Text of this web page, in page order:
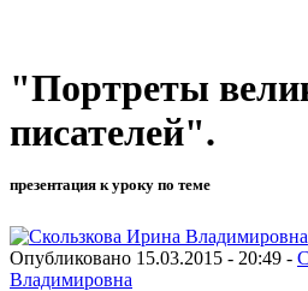
"Портреты
писателей".
презентация к уроку по теме
Опубликовано 15.03.2015 - 20:49 -
Владимировна